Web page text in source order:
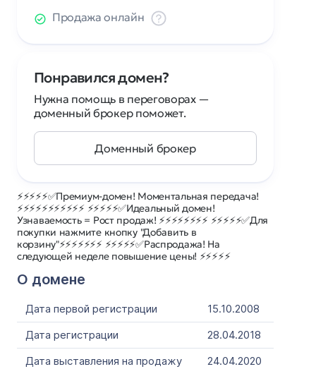
⚡⚡⚡⚡⚡✅Премиум-домен! Моментальная передача!
⚡⚡⚡⚡⚡⚡⚡⚡⚡⚡⚡ ⚡⚡⚡⚡⚡✅Идеальный домен!
Узнаваемость = Рост продаж! ⚡⚡⚡⚡⚡⚡⚡⚡ ⚡⚡⚡⚡⚡✅Для
покупки нажмите кнопку "Добавить в
корзину"⚡⚡⚡⚡⚡⚡⚡ ⚡⚡⚡⚡⚡✅Распродажа! На
следующей неделе повышение цены! ⚡⚡⚡⚡⚡
О домене
Дата первой регистрации
15.10.2008
Дата регистрации
28.04.2018
Дата выставления на продажу
24.04.2020
Продажа онлайн
Понравился домен?
Нужна помощь в переговорах —
доменный брокер поможет.
Доменный брокер